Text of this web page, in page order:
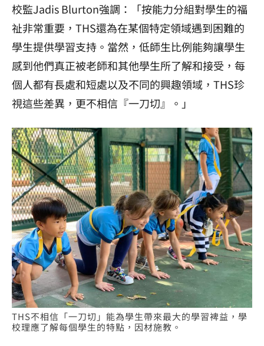
校監Jadis Blurton強調：「按能力分組對學生的福
祉非常重要，THS還為在某個特定領域遇到困難的
學生提供學習支持。當然，低師生比例能夠讓學生
感到他們真正被老師和其他學生所了解和接受，每
個人都有長處和短處以及不同的興趣領域，THS珍
視這些差異，更不相信『一刀切』。」
THS不相信「一刀切」能為學生帶來最大的學習裨益，學
校理應了解每個學生的特點，因材施教。